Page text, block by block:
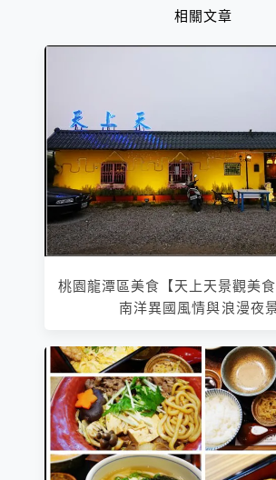
相關文章
桃園龍潭區美食【天上天景觀美
南洋異國風情與浪漫夜